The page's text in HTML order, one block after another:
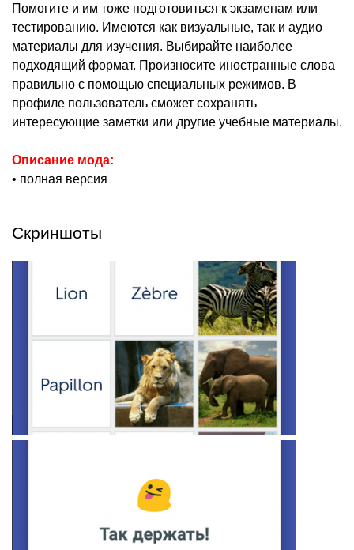
Помогите и им тоже подготовиться к экзаменам или
тестированию. Имеются как визуальные, так и аудио
материалы для изучения. Выбирайте наиболее
подходящий формат. Произносите иностранные слова
правильно с помощью специальных режимов. В
профиле пользователь сможет сохранять
интересующие заметки или другие учебные материалы.
Описание мода:
• полная версия
Скриншоты